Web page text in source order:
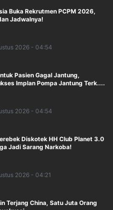
Buka Rekrutmen PCPM 2026,
Jadwalnya!
2026 - 04:54
Pasien Gagal Jantung,
Implan Pompa Jantung Terk....
2026 - 04:54
Diskotek HH Club Planet 3.0
Jadi Sarang Narkoba!
2026 - 04:21
Terjang China, Satu Juta Orang